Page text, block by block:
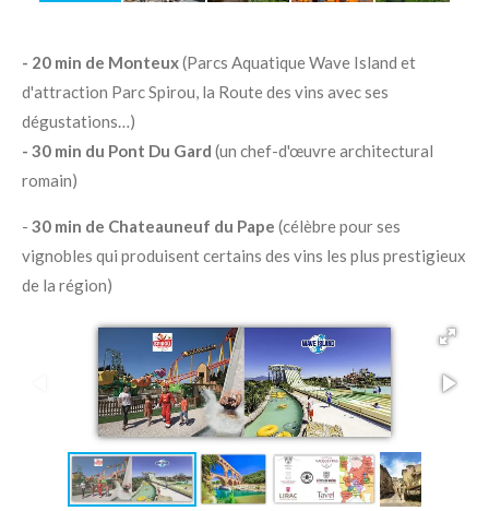
- 20 min de Monteux(Parcs Aquatique Wave Island et
d'attraction Parc Spirou, la Route des vins avec ses
dégustations…)
- 30 min du Pont Du Gard (un chef-d'œuvre architectural
romain)
- 30 min de Chateauneuf du Pape (célèbre pour ses
vignobles qui produisent certains des vins les plus prestigieux
de la région)